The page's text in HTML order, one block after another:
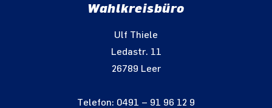
Wahlkreisbüro
Ulf Thiele
Ledastr. 11
26789 Leer
Telefon: 0491 – 91 96 12 9